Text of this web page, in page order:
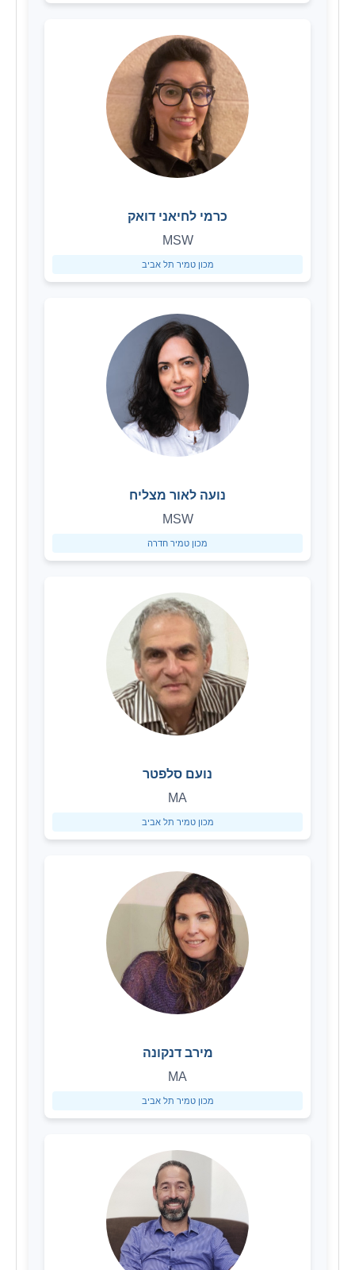
כרמי לחיאני דואק
MSW
מכון טמיר תל אביב
נועה לאור מצליח
MSW
מכון טמיר חדרה
נועם סלפטר
MA
מכון טמיר תל אביב
מירב דנקונה
MA
מכון טמיר תל אביב